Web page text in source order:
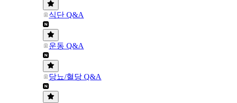
식단 Q&A
운동 Q&A
당뇨/혈당 Q&A